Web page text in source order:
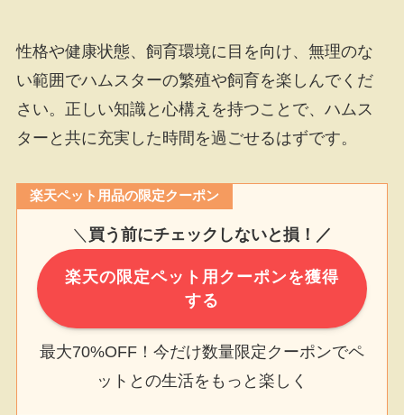
性格や健康状態、飼育環境に目を向け、無理のな
い範囲でハムスターの繁殖や飼育を楽しんでくだ
さい。正しい知識と心構えを持つことで、ハムス
ターと共に充実した時間を過ごせるはずです。
楽天ペット用品の限定クーポン
＼ 買う前にチェックしないと損！／
楽天の限定ペット用クーポンを獲得
する
最大70%OFF！今だけ数量限定クーポンでペ
ットとの生活をもっと楽しく